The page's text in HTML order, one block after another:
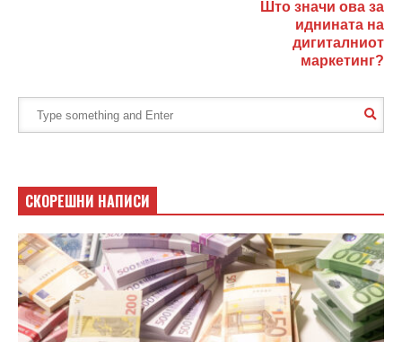
Што значи ова за
иднината на
дигиталниот
маркетинг?
СКОРЕШНИ НАПИСИ